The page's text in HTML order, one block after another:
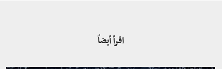
اقرأ أيضاً